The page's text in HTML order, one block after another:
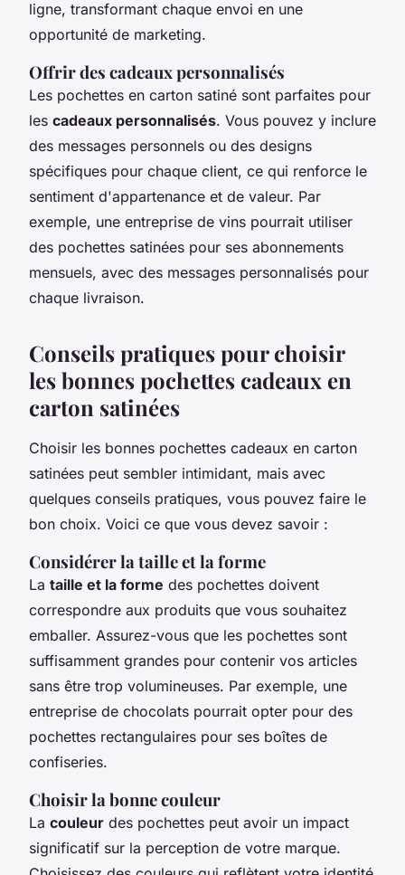
ligne, transformant chaque envoi en une
opportunité de marketing.
Offrir des cadeaux personnalisés
Les pochettes en carton satiné sont parfaites pour
les cadeaux personnalisés. Vous pouvez y inclure
des messages personnels ou des designs
spécifiques pour chaque client, ce qui renforce le
sentiment d'appartenance et de valeur. Par
exemple, une entreprise de vins pourrait utiliser
des pochettes satinées pour ses abonnements
mensuels, avec des messages personnalisés pour
chaque livraison.
Conseils pratiques pour choisir
les bonnes pochettes cadeaux en
carton satinées
Choisir les bonnes pochettes cadeaux en carton
satinées peut sembler intimidant, mais avec
quelques conseils pratiques, vous pouvez faire le
bon choix. Voici ce que vous devez savoir :
Considérer la taille et la forme
La taille et la forme des pochettes doivent
correspondre aux produits que vous souhaitez
emballer. Assurez-vous que les pochettes sont
suffisamment grandes pour contenir vos articles
sans être trop volumineuses. Par exemple, une
entreprise de chocolats pourrait opter pour des
pochettes rectangulaires pour ses boîtes de
confiseries.
Choisir la bonne couleur
La couleur des pochettes peut avoir un impact
significatif sur la perception de votre marque.